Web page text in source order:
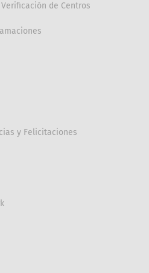
de Centros
y Felicitaciones